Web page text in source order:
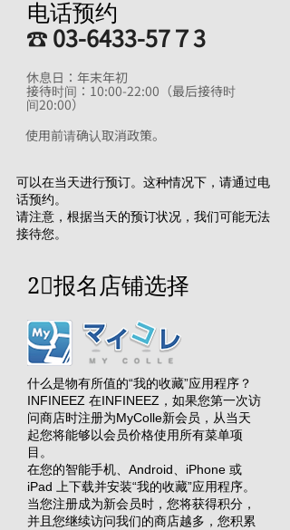
电话预约
☎ 03-6433-57７3
休息日：年末年初
接待时间：10:00-22:00（最后接待时
间20:00）
使用前请确认取消政策。
可以在当天进行预订。这种情况下，请通过电
话预约。
请注意，根据当天的预订状况，我们可能无法
接待您。
2⃣报名店铺选择
什么是物有所值的“我的收藏”应用程序？
INFINEEZ 在INFINEEZ，如果您第一次访
问商店时注册为MyColle新会员，从当天
起您将能够以会员价格使用所有菜单项
目。
在您的智能手机、Android、iPhone 或
iPad 上下载并安装“我的收藏”应用程序。
当您注册成为新会员时，您将获得积分，
并且您继续访问我们的商店越多，您积累